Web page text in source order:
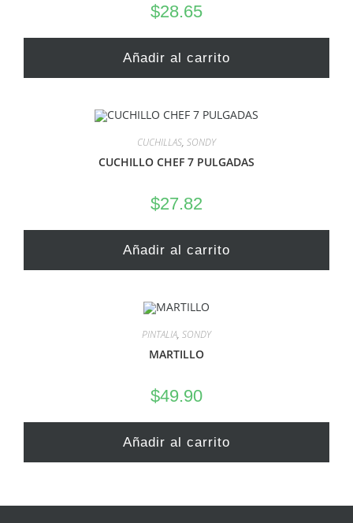
$28.65
Añadir al carrito
CUCHILLAS, SONDY
CUCHILLO CHEF 7 PULGADAS
$27.82
Añadir al carrito
PINTALIA, SONDY
MARTILLO
$49.90
Añadir al carrito